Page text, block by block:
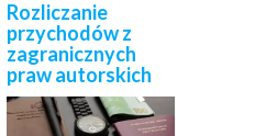
Rozliczanie
przychodów z
zagranicznych
praw autorskich